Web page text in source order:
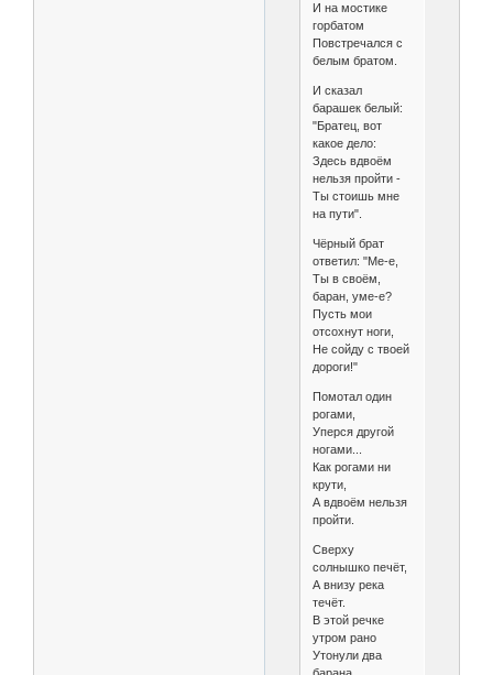
И на мостике
горбатом
Повстречался с
белым братом.
И сказал
барашек белый:
"Братец, вот
какое дело:
Здесь вдвоём
нельзя пройти -
Ты стоишь мне
на пути".
Чёрный брат
ответил: "Ме-е,
Ты в своём,
баран, уме-е?
Пусть мои
отсохнут ноги,
Не сойду с твоей
дороги!"
Помотал один
рогами,
Уперся другой
ногами...
Как рогами ни
крути,
А вдвоём нельзя
пройти.
Сверху
солнышко печёт,
А внизу река
течёт.
В этой речке
утром рано
Утонули два